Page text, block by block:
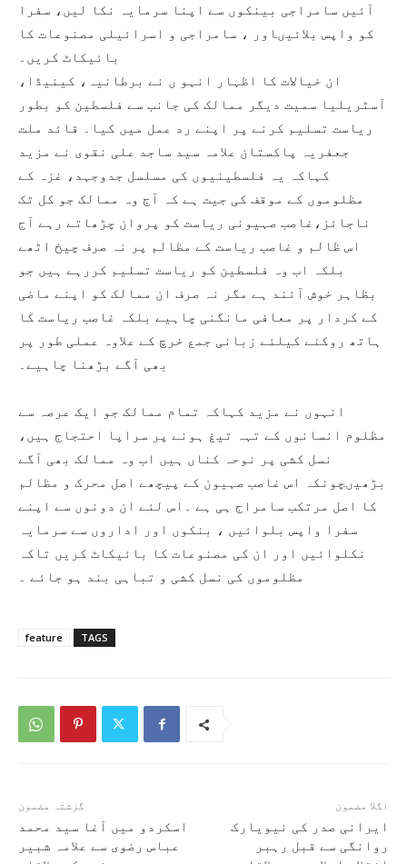
آئیں سامراجی بینکوں سے اپنا سرمایہ نکا لیں، سفرا
کو واپس بلائیںاور ، سامراجی و اسرائیلی مصنوعات کا
بائیکاٹ کریں۔
ان خیالات کا اظہار انہو ں نے برطانیہ، کینیڈا،
آسٹریلیا سمیت دیگر ممالک کی جانب سے فلسطین کو بطور
ریاست تسلیم کرنے پر اپنے رد عمل میں کیا۔ قائد ملت
جعفریہ پاکستان علامہ سید ساجد علی نقوی نے مزید
کہاکہ یہ فلسطینیوں کی مسلسل جدوجہد، غزہ کے
مظلوموں کے موقف کی جیت ہے کہ آج وہ ممالک جو کل تک
ناجائز،غاصب صہیونی ریاست کو پروان چڑھاتے رہے آج
اس ظالم و غاصب ریاست کے مظالم پر نہ صرف چیخ اٹھے
بلکہ اب وہ فلسطین کو ریاست تسلیم کررہے ہیں جو
بظاہر خوش آئند ہے مگر نہ صرف ان ممالک کو اپنے ماضی
کے کردار پر معافی مانگنی چاہیے بلکہ غاصب ریاست کا
ہاتھ روکنے کیلئے زبانی جمع خرچ کے علاوہ عملی طور پر
بھی آگے بڑھنا چاہیے۔
انہوں نے مزید کہاکہ تمام ممالک جو ایک عرصہ سے
مظلوم انسانوں کے تہہ تیغ ہونے پر سراپا احتجاج ہیں،
نسل کشی پر نوحہ کناں ہیں اب وہ ممالک بھی آگے
بڑھیںچونکہ اس غاصب صہیون کے پیچھے اصل محرک و مظالم
کا اصل مرتکب سامراج ہی ہے ۔اس لئے ان دونوں سے اپنے
سفرا واپس بلوائیں ، بنکوں اور اداروں سے سرمایہ
نکلوائیں اور ان کی مصنوعات کا بائیکاٹ کریں تاکہ
مظلوموں کی نسل کشی و تباہی بند ہو جائے ۔
TAGS
feature
گزشتہ مضمون
اسکردو میں آغا سید محمد
عباس رضوی سے علامہ شبیر
اگلا مضمون
ایرانی صدر کی نیویارک
روانگی سے قبل رہبر